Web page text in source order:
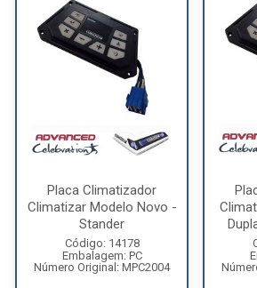
Placa Climatizador
Climatizar Modelo Novo -
Stander
Código: 14178
Embalagem: PC
Número Original: MPC2004